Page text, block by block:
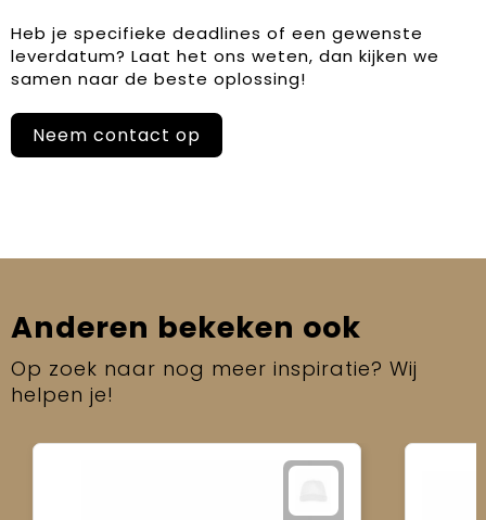
Heb je specifieke deadlines of een gewenste
leverdatum? Laat het ons weten, dan kijken we
samen naar de beste oplossing!
Neem contact op
Anderen bekeken ook
Op zoek naar nog meer inspiratie? Wij
helpen je!